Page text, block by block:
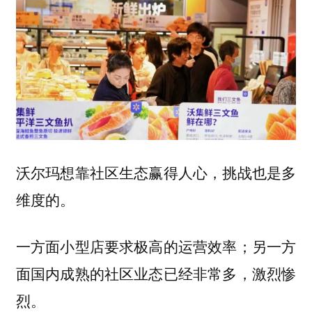
沃尔玛想靠社区生态赢得人心，挑战也是多
维度的。
一方面小型店要求极高的运营效率；另一方
面国内成熟的社区业态已经非常多，激烈惨
烈。